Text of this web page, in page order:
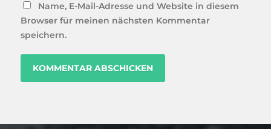
Name, E-Mail-Adresse und Website in diesem
Browser für meinen nächsten Kommentar
speichern.